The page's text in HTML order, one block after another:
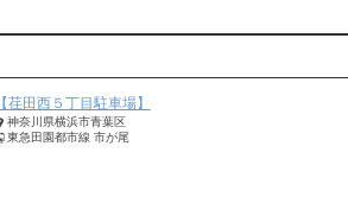
【荏田西５丁目駐車場】
神奈川県横浜市青葉区
東急田園都市線 市が尾